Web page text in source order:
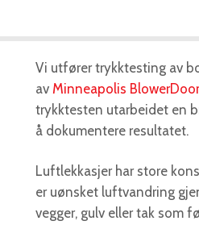
Vi utfører trykktesting av
av Minneapolis BlowerDoor
trykktesten utarbeidet en
å dokumentere resultatet.
Luftlekkasjer har store
er uønsket luftvandring
vegger, gulv eller tak som